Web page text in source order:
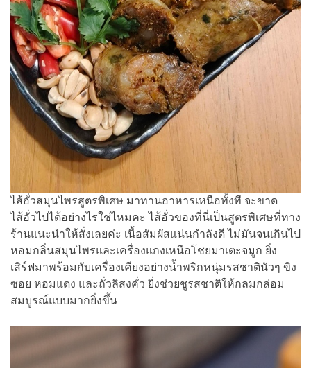
ไส้อั่วสมุนไพรสูตรพิเศษ มาทานอาหารเหนือทั้งที จะขาด
ไส้อั่วไปได้อย่างไรใช่ไหมคะ ไส้อั่วของที่นี่เป็นสูตรพิเศษที่ทาง
ร้านแนะนำให้สั่งเลยค่ะ เนื้อสัมผัสแน่นกำลังดี ไม่มันจนเกินไป
หอมกลิ่นสมุนไพรและเครื่องแกงเหนือโชยมาเตะจมูก ยิ่ง
เสิร์ฟมาพร้อมกับเครื่องเคียงอย่างน้ำพริกหนุ่มรสชาตินัวๆ ขิง
ซอย หอมแดง และถั่วลิสงคั่ว ยิ่งช่วยชูรสชาติให้กลมกล่อม
สมบูรณ์แบบมากยิ่งขึ้น